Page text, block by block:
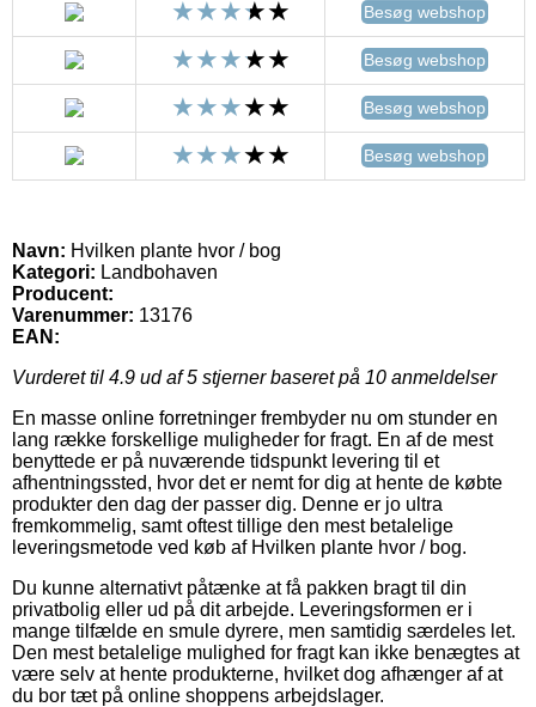
Besøg webshop
Besøg webshop
Besøg webshop
Besøg webshop
Navn: Hvilken plante hvor / bog
Kategori: Landbohaven
Producent:
Varenummer: 13176
EAN:
Vurderet til 4.9 ud af 5 stjerner baseret på 10 anmeldelser
En masse online forretninger frembyder nu om stunder en
lang række forskellige muligheder for fragt. En af de mest
benyttede er på nuværende tidspunkt levering til et
afhentningssted, hvor det er nemt for dig at hente de købte
produkter den dag der passer dig. Denne er jo ultra
fremkommelig, samt oftest tillige den mest betalelige
leveringsmetode ved køb af Hvilken plante hvor / bog.
Du kunne alternativt påtænke at få pakken bragt til din
privatbolig eller ud på dit arbejde. Leveringsformen er i
mange tilfælde en smule dyrere, men samtidig særdeles let.
Den mest betalelige mulighed for fragt kan ikke benægtes at
være selv at hente produkterne, hvilket dog afhænger af at
du bor tæt på online shoppens arbejdslager.